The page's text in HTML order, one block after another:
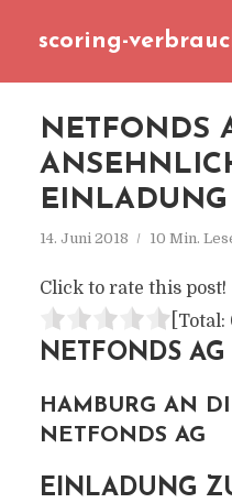
scoring-
NETFONDS
14. Juni 2018 10 Min.
Click to rate this post!
[Total:
NETFONDS AG
HAMBURG AN
NETFONDS AG
EINLADUNG